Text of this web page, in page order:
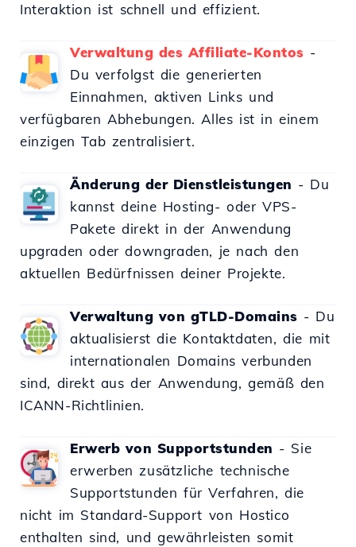
Interaktion ist schnell und effizient.
Verwaltung des Affiliate-Kontos -
Du verfolgst die generierten
Einnahmen, aktiven Links und
verfügbaren Abhebungen. Alles ist in einem
einzigen Tab zentralisiert.
Änderung der Dienstleistungen - Du
kannst deine Hosting- oder VPS-
Pakete direkt in der Anwendung
upgraden oder downgraden, je nach den
aktuellen Bedürfnissen deiner Projekte.
Verwaltung von gTLD-Domains - Du
aktualisierst die Kontaktdaten, die mit
internationalen Domains verbunden
sind, direkt aus der Anwendung, gemäß den
ICANN-Richtlinien.
Erwerb von Supportstunden - Sie
erwerben zusätzliche technische
Supportstunden für Verfahren, die
nicht im Standard-Support von Hostico
enthalten sind, und gewährleisten somit